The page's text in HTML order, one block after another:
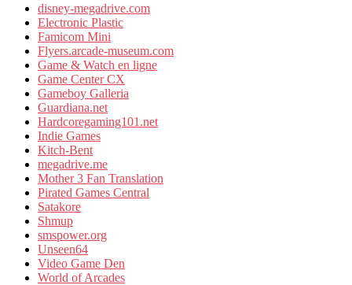
disney-megadrive.com
Electronic Plastic
Famicom Mini
Flyers.arcade-museum.com
Game & Watch en ligne
Game Center CX
Gameboy Galleria
Guardiana.net
Hardcoregaming101.net
Indie Games
Kitch-Bent
megadrive.me
Mother 3 Fan Translation
Pirated Games Central
Satakore
Shmup
smspower.org
Unseen64
Video Game Den
World of Arcades